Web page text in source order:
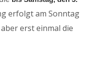
erfolgt am Sonntag
erst einmal die